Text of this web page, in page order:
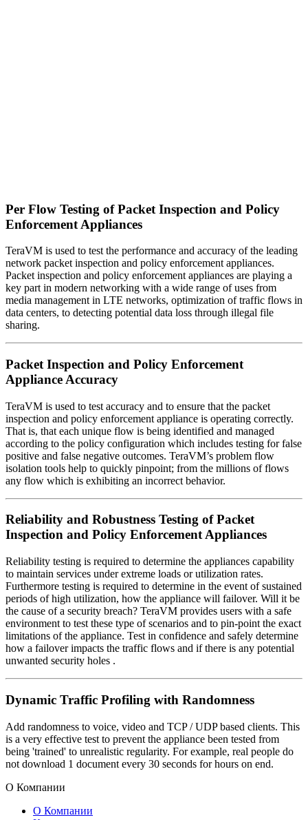
Per Flow Testing of Packet Inspection and Policy
Enforcement Appliances
TeraVM is used to test the performance and accuracy of the leading
network packet inspection and policy enforcement appliances.
Packet inspection and policy enforcement appliances are playing a
key part in modern networking with a wide range of uses from
media management in LTE networks, optimization of traffic flows in
data centers, to detecting potential data loss through illegal file
sharing.
Packet Inspection and Policy Enforcement
Appliance Accuracy
TeraVM is used to test accuracy and to ensure that the packet
inspection and policy enforcement appliance is operating correctly.
That is, that each unique flow is being identified and managed
according to the policy configuration which includes testing for false
positive and false negative outcomes. TeraVM’s problem flow
isolation tools help to quickly pinpoint; from the millions of flows
any flow which is exhibiting an incorrect behavior.
Reliability and Robustness Testing of Packet
Inspection and Policy Enforcement Appliances
Reliability testing is required to determine the appliances capability
to maintain services under extreme loads or utilization rates.
Furthermore testing is required to determine in the event of sustained
periods of high utilization, how the appliance will failover. Will it be
the cause of a security breach? TeraVM provides users with a safe
environment to test these type of scenarios and to pin-point the exact
limitations of the appliance. Test in confidence and safely determine
how a failover impacts the traffic flows and if there is any potential
unwanted security holes .
Dynamic Traffic Profiling with Randomness
Add randomness to voice, video and TCP / UDP based clients. This
is a very effective test to prevent the appliance been tested from
being 'trained' to unrealistic regularity. For example, real people do
not download 1 document every 30 seconds for hours on end.
О Компании
О Компании